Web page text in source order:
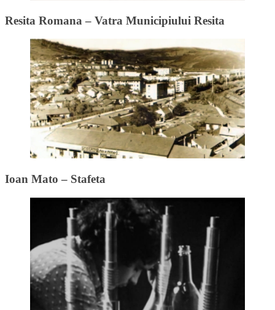
Resita Romana – Vatra Municipiului Resita
Ioan Mato – Stafeta